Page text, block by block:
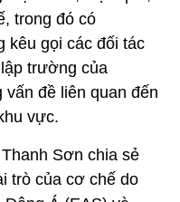
trong đó có
kêu gọi các đối tác
trường của
đề liên quan đến
vực.
Sơn chia sẻ
trò của cơ chế do